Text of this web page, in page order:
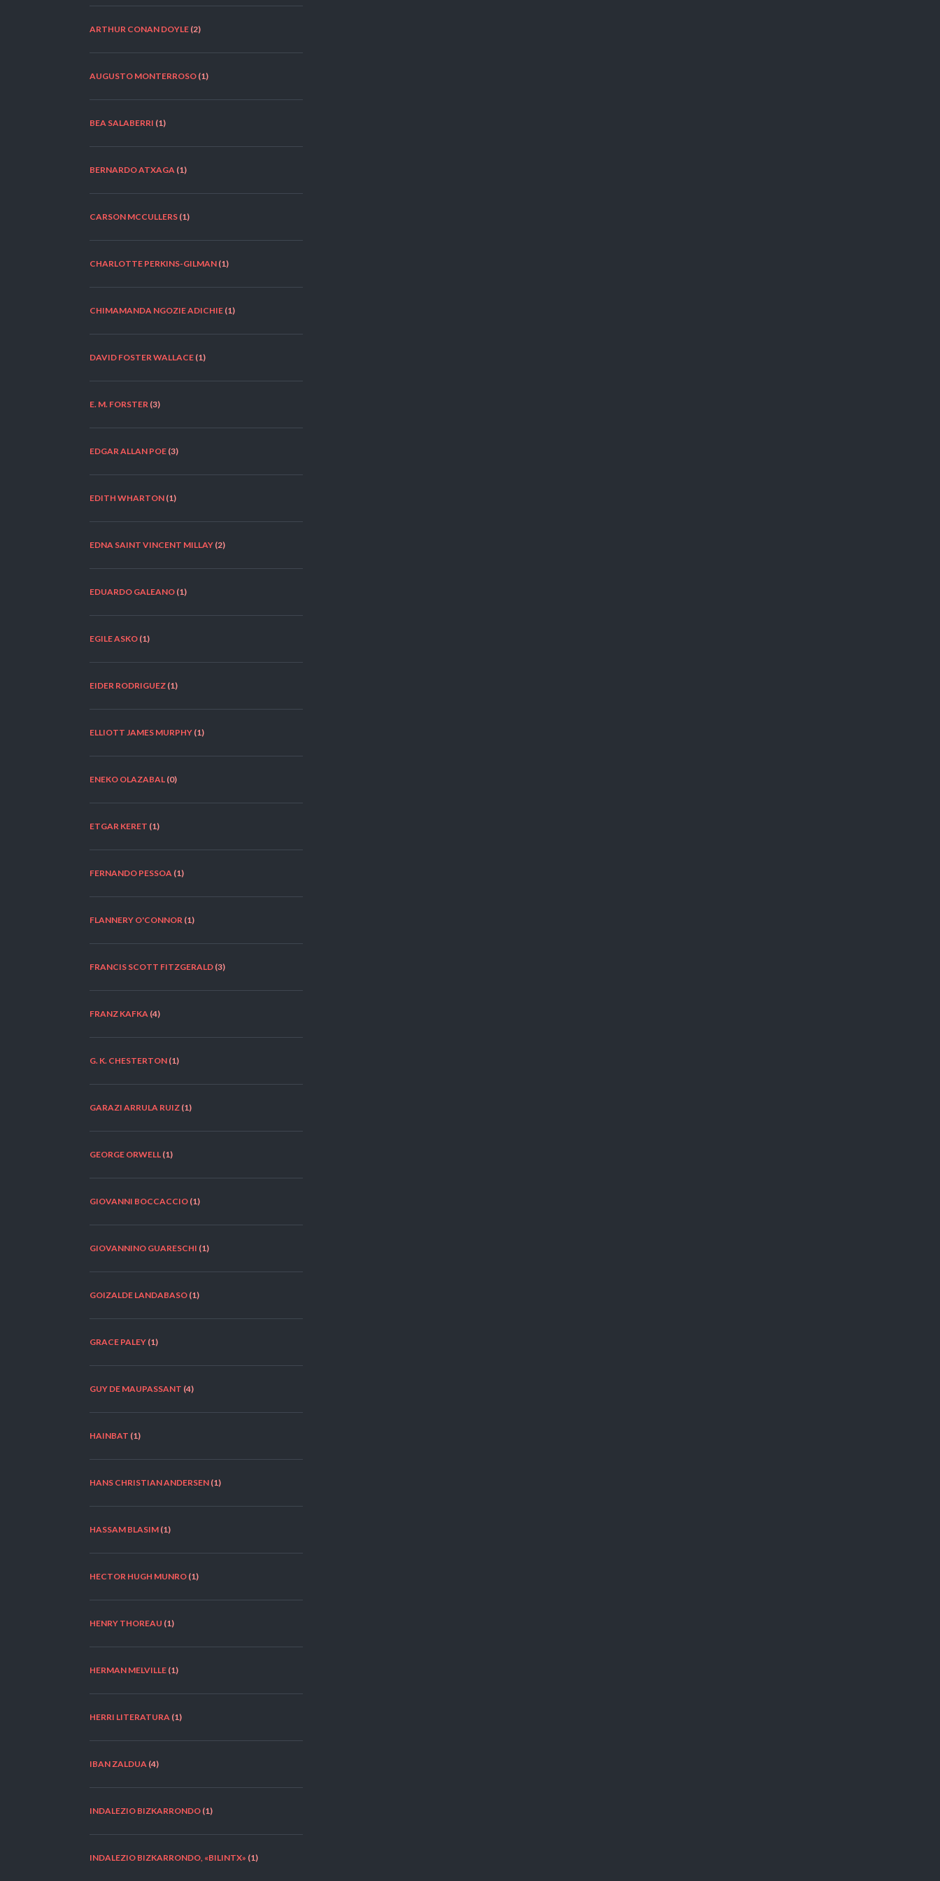
ARTHUR CONAN DOYLE (2)
AUGUSTO MONTERROSO (1)
BEA SALABERRI (1)
BERNARDO ATXAGA (1)
CARSON MCCULLERS (1)
CHARLOTTE PERKINS-GILMAN (1)
CHIMAMANDA NGOZIE ADICHIE (1)
DAVID FOSTER WALLACE (1)
E. M. FORSTER (3)
EDGAR ALLAN POE (3)
EDITH WHARTON (1)
EDNA SAINT VINCENT MILLAY (2)
EDUARDO GALEANO (1)
EGILE ASKO (1)
EIDER RODRIGUEZ (1)
ELLIOTT JAMES MURPHY (1)
ENEKO OLAZABAL (0)
ETGAR KERET (1)
FERNANDO PESSOA (1)
FLANNERY O'CONNOR (1)
FRANCIS SCOTT FITZGERALD (3)
FRANZ KAFKA (4)
G. K. CHESTERTON (1)
GARAZI ARRULA RUIZ (1)
GEORGE ORWELL (1)
GIOVANNI BOCCACCIO (1)
GIOVANNINO GUARESCHI (1)
GOIZALDE LANDABASO (1)
GRACE PALEY (1)
GUY DE MAUPASSANT (4)
HAINBAT (1)
HANS CHRISTIAN ANDERSEN (1)
HASSAM BLASIM (1)
HECTOR HUGH MUNRO (1)
HENRY THOREAU (1)
HERMAN MELVILLE (1)
HERRI LITERATURA (1)
IBAN ZALDUA (4)
INDALEZIO BIZKARRONDO (1)
INDALEZIO BIZKARRONDO, «BILINTX» (1)